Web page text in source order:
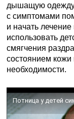
дышащую одежду
с симптомами
и начать
использовать
смягчения
состоянием кожи
необходимости.
Потница у детей